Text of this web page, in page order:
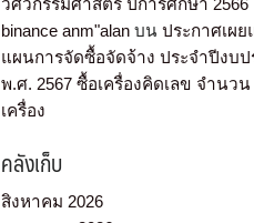
binance anm"alan บนประกาศเผย
แผนการจัดซื้อจัดจ้าง ประจำปีงบ
พ.ศ. 2567 ซื้อเครื่องคิดเลข จำนวน
เครื่อง
คลังเก็บ
สิงหาคม 2026